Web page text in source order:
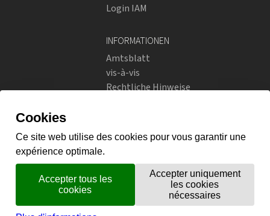
Login IAM
INFORMATIONEN
Amtsblatt
vis-à-vis
Rechtliche Hinweise
Instagram
flickr